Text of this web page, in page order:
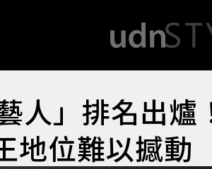
人」排名出爐
地位難以撼動